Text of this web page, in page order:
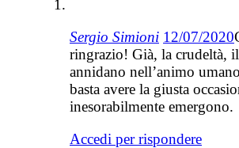
Sergio Simioni 12/07/2020
ringrazio! Già, la crudeltà, il
annidano nell’animo
basta avere la giusta
inesorabilmente emergono.
Accedi per rispondere